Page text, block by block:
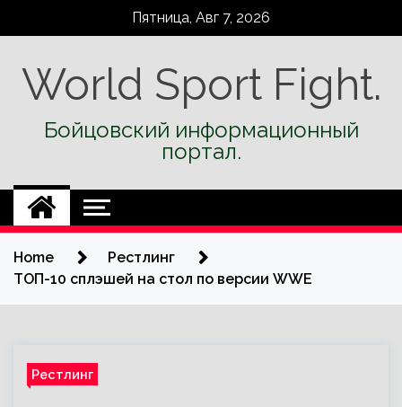
Пятница, Авг 7, 2026
World Sport Fight.
Бойцовский информационный
портал.
Home
Рестлинг
ТОП-10 сплэшей на стол по версии WWE
Рестлинг